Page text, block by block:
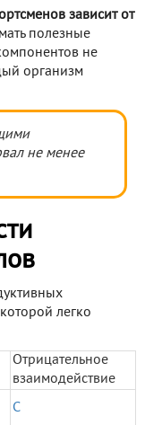
зависит от
полезные
не
организм
не менее
легко
Отрицательное
взаимодействие
С